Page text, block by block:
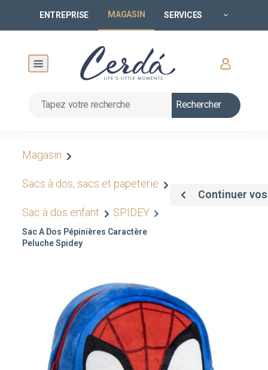
ENTREPRISE MAGASIN SERVICES
Rechercher
Magasin
Sacs à dos, sacs et papeterie
Sac à dos enfant SPIDEY
Sac A Dos Pépinières Caractère
Peluche Spidey
Continuer